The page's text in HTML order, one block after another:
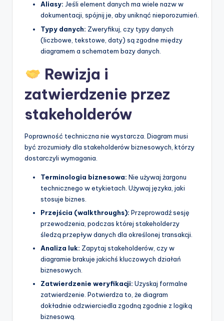
Aliasy: Jeśli element danych ma wiele nazw w
dokumentacji, spójnij je, aby uniknąć nieporozumień.
Typy danych: Zweryfikuj, czy typy danych
(liczbowe, tekstowe, daty) są zgodne między
diagramem a schematem bazy danych.
Rewizja i
zatwierdzenie przez
stakeholderów
Poprawność techniczna nie wystarcza. Diagram musi
być zrozumiały dla stakeholderów biznesowych, którzy
dostarczyli wymagania.
Terminologia biznesowa: Nie używaj żargonu
technicznego w etykietach. Używaj języka, jaki
stosuje biznes.
Przejścia (walkthroughs): Przeprowadź sesję
przewodzenia, podczas której stakeholderzy
śledzą przepływ danych dla określonej transakcji.
Analiza luk: Zapytaj stakeholderów, czy w
diagramie brakuje jakichś kluczowych działań
biznesowych.
Zatwierdzenie weryfikacji: Uzyskaj formalne
zatwierdzenie. Potwierdza to, że diagram
dokładnie odzwierciedla zgodną zgodnie z logiką
biznesową.